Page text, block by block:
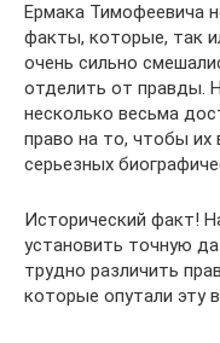
Ермака Тимофеевича
факты, которые, так
очень сильно
отделить от правды.
несколько весьма
право на то, чтобы их
серьезных
Исторический факт!
установить точную
трудно различить
которые опутали эту